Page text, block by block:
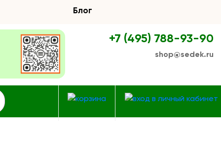
Блог
+7 (495) 788-93-90
shop@sedek.ru